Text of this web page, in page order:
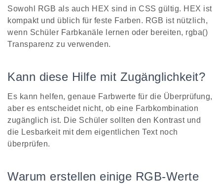
Sowohl RGB als auch HEX sind in CSS gültig. HEX ist
kompakt und üblich für feste Farben. RGB ist nützlich,
wenn Schüler Farbkanäle lernen oder bereiten, rgba()
Transparenz zu verwenden.
Kann diese Hilfe mit Zugänglichkeit?
Es kann helfen, genaue Farbwerte für die Überprüfung,
aber es entscheidet nicht, ob eine Farbkombination
zugänglich ist. Die Schüler sollten den Kontrast und
die Lesbarkeit mit dem eigentlichen Text noch
überprüfen.
Warum erstellen einige RGB-Werte